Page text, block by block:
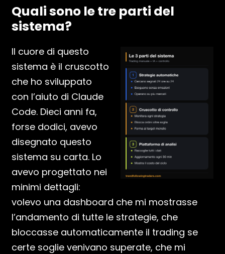
Quali sono le tre parti del
sistema?
Il cuore di questo
sistema è il cruscotto
che ho sviluppato
con l’aiuto di Claude
Code. Dieci anni fa,
forse dodici, avevo
disegnato questo
sistema su carta. Lo
avevo progettato nei
minimi dettagli:
volevo una dashboard che mi mostrasse
l’andamento di tutte le strategie, che
bloccasse automaticamente il trading se
certe soglie venivano superate, che mi